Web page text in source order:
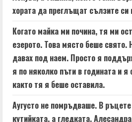
хората да преглъщат сълзите си
Когато майка ми почина, тя ми
езерото. Това място беше свято.
давах под наем. Просто я
я по няколко пъти в годината и я
както тя я беше оставила.
Аугусто не помръдваше. В
кутийката, а гледката.